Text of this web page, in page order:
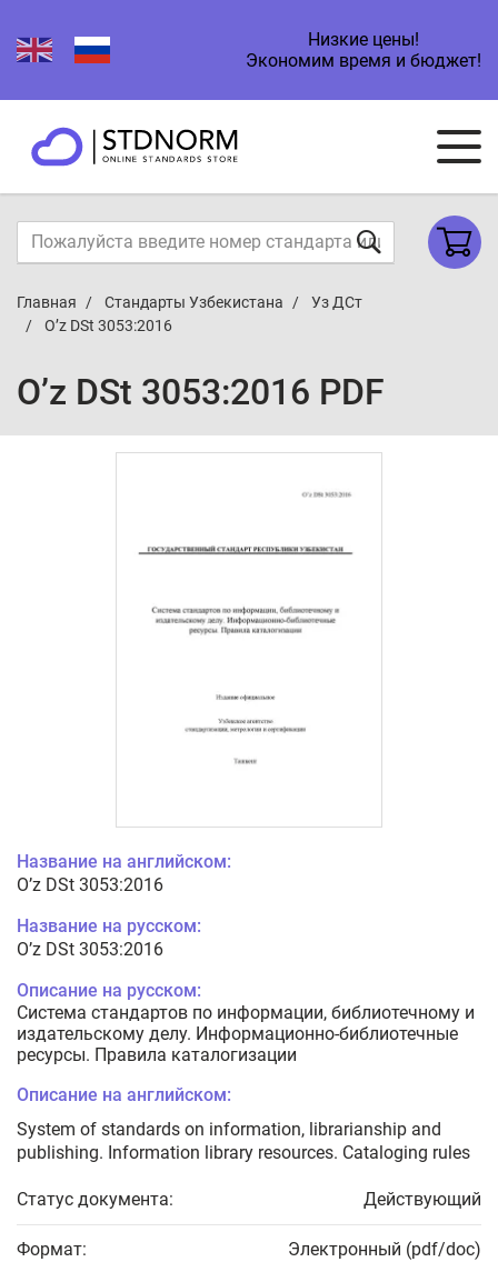
Низкие цены!
Экономим время и бюджет!
Главная Стандарты Узбекистана
Уз ДСт
O’z DSt 3053:2016
O’z DSt 3053:2016 PDF
Название на английском:
O’z DSt 3053:2016
Название на русском:
O’z DSt 3053:2016
Описание на русском:
Система стандартов по информации, библиотечному и
издательскому делу. Информационно-библиотечные
ресурсы. Правила каталогизации
Описание на английском:
System of standards on information, librarianship and
publishing. Information library resources. Cataloging rules
Статус документа: Действующий
Формат: Электронный (pdf/doc)